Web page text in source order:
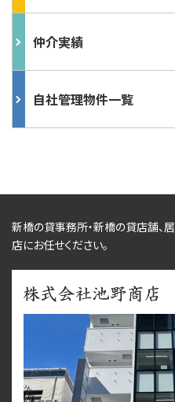
仲介実績
自社管理物件一覧
新橋の貸事務所・新橋の貸店舗、居
店にお任せください。